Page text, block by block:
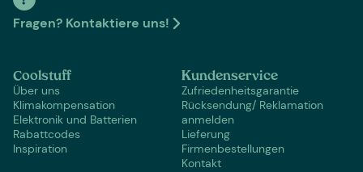
Fragen? Kontaktiere uns!
Coolstuff
Über uns
Klimakompensation
Elektronik und Batterien
Rabattcodes
Inspiration
Kundenservice
Zufriedenheitsgarantie
Rücksendung/ Reklamation
anmelden
Lieferung
Firmenbestellungen
Kontakt